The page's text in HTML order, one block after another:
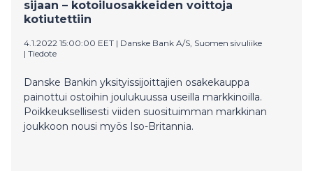
sijaan – kotoiluosakkeiden voittoja
kotiutettiin
4.1.2022 15:00:00 EET | Danske Bank A/S, Suomen sivuliike
| Tiedote
Danske Bankin yksityissijoittajien osakekauppa
painottui ostoihin joulukuussa useilla markkinoilla.
Poikkeuksellisesti viiden suosituimman markkinan
joukkoon nousi myös Iso-Britannia.